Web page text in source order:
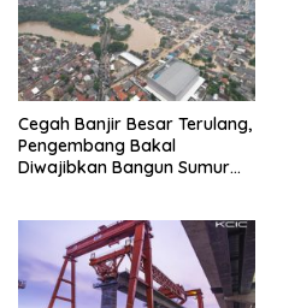
Cegah Banjir Besar Terulang,
Pengembang Bakal
Diwajibkan Bangun Sumur